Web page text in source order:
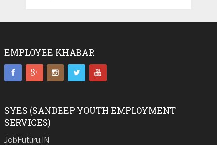
EMPLOYEE KHABAR
SYES (SANDEEP YOUTH EMPLOYMENT
SERVICES)
JobFuturu.IN